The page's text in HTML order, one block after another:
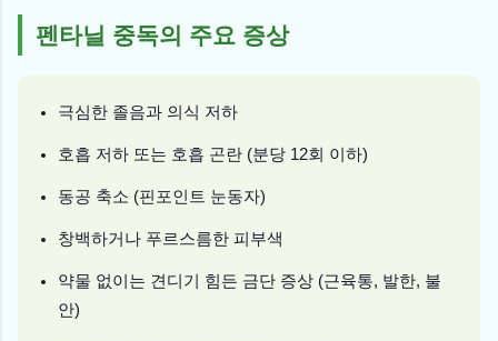
펜타닐 중독의 주요 증상
극심한 졸음과 의식 저하
호흡 저하 또는 호흡 곤란 (분당 12회 이하)
동공 축소 (핀포인트 눈동자)
창백하거나 푸르스름한 피부색
약물 없이는 견디기 힘든 금단 증상 (근육통, 발한, 불
안)